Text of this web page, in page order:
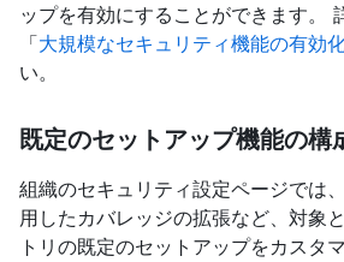
ップを有効にすることができます。
「大規模なセキュリティ機能の有効
い。
既定のセットアップ機能の構
組織のセキュリティ設定ページでは
用したカバレッジの拡張など、対象
トリの既定のセットアップをカスタ